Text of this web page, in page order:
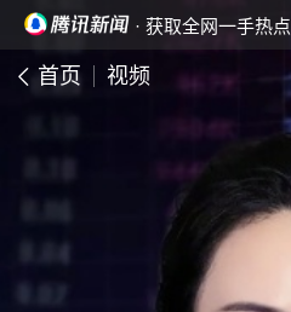
· 获取全网一手热点
首页 视频